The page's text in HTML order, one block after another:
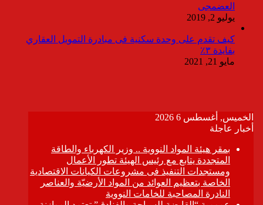
العضمجى
يوليو 2, 2019
كيف تقدم على وحدة سكنية فى مبادرة التمويل العقاري
بفايدة ٣٪
مايو 21, 2021